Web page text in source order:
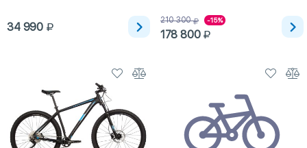
34 990
210 300 -15%
178 800